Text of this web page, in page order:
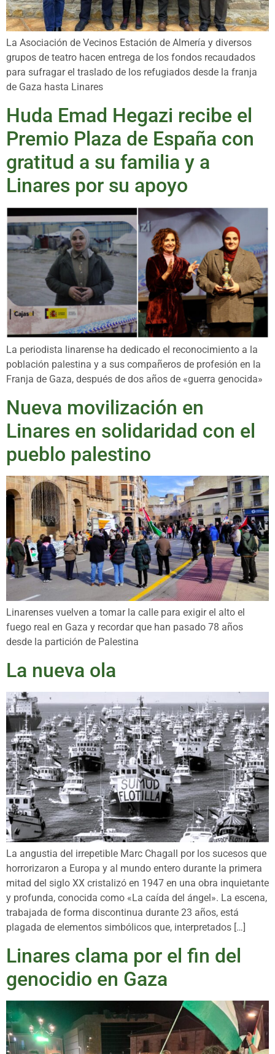
La Asociación de Vecinos Estación de Almería y diversos
grupos de teatro hacen entrega de los fondos recaudados
para sufragar el traslado de los refugiados desde la franja
de Gaza hasta Linares
Huda Emad Hegazi recibe el
Premio Plaza de España con
gratitud a su familia y a
Linares por su apoyo
La periodista linarense ha dedicado el reconocimiento a la
población palestina y a sus compañeros de profesión en la
Franja de Gaza, después de dos años de «guerra genocida»
Nueva movilización en
Linares en solidaridad con el
pueblo palestino
Linarenses vuelven a tomar la calle para exigir el alto el
fuego real en Gaza y recordar que han pasado 78 años
desde la partición de Palestina
La nueva ola
La angustia del irrepetible Marc Chagall por los sucesos que
horrorizaron a Europa y al mundo entero durante la primera
mitad del siglo XX cristalizó en 1947 en una obra inquietante
y profunda, conocida como «La caída del ángel». La escena,
trabajada de forma discontinua durante 23 años, está
plagada de elementos simbólicos que, interpretados […]
Linares clama por el fin del
genocidio en Gaza